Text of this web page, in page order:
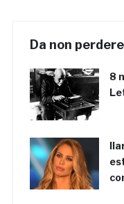
Da non perdere
8